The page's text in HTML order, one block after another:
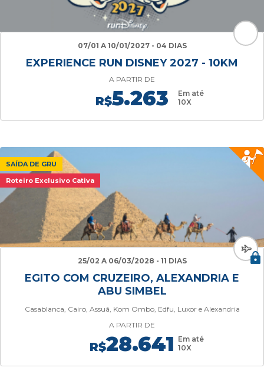
07/01 A 10/01/2027 - 04 DIAS
EXPERIENCE RUN DISNEY 2027 - 10KM
A PARTIR DE
R$5.263
Em até
10X
SAÍDA DE GRU
Roteiro Exclusivo Cativa
25/02 A 06/03/2028 - 11 DIAS
EGITO COM CRUZEIRO, ALEXANDRIA E
ABU SIMBEL
Casablanca, Cairo, Assuã, Kom Ombo, Edfu, Luxor e Alexandria
A PARTIR DE
R$28.641 Em até
10X